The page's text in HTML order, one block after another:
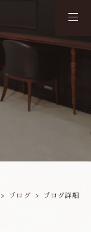
ブログ ブログ詳細